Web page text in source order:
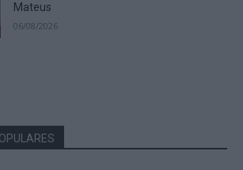
Mateus
06/08/2026